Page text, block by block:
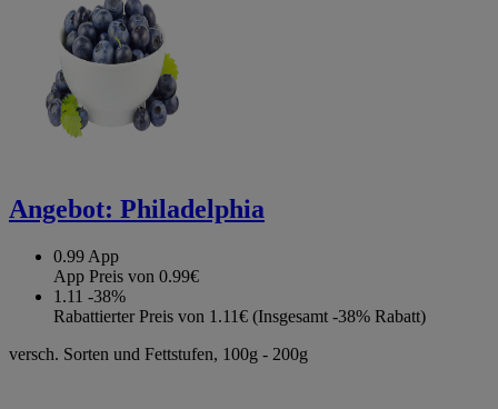
Angebot: Philadelphia
0.99 App
App Preis von 0.99€
1.11 -38%
Rabattierter Preis von 1.11€ (Insgesamt -38% Rabatt)
versch. Sorten und Fettstufen, 100g - 200g